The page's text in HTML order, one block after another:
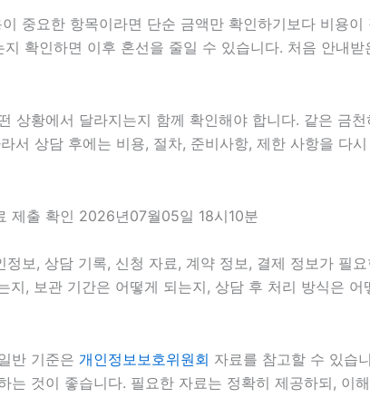
중요한 항목이라면 단순 금액만 확인하기보다 비용
확인하면 이후 혼선을 줄일 수 있습니다. 처음 안내
상황에서 달라지는지 함께 확인해야 합니다. 같은 금
서 상담 후에는 비용, 절차, 준비사항, 제한 사항을 다
제출 확인 2026년07월05일 18시10분
정보, 상담 기록, 신청 자료, 계약 정보, 결제 정보가
지, 보관 기간은 어떻게 되는지, 상담 후 처리 방식은
반 기준은 개인정보보호위원회 자료를 참고할 수 있습
는 것이 좋습니다. 필요한 자료는 정확히 제공하되, 이